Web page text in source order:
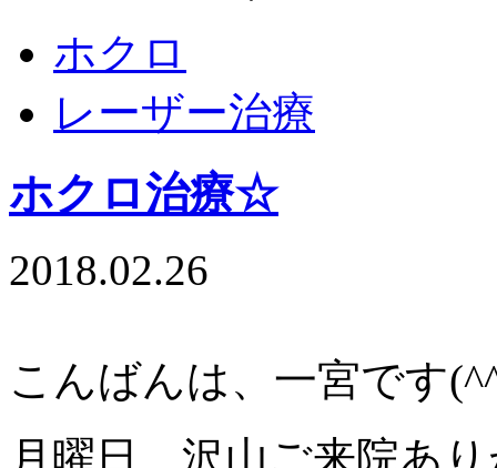
ホクロ
レーザー治療
ホクロ治療☆
2018.02.26
こんばんは、一宮です
月曜日、沢山ご来院あ